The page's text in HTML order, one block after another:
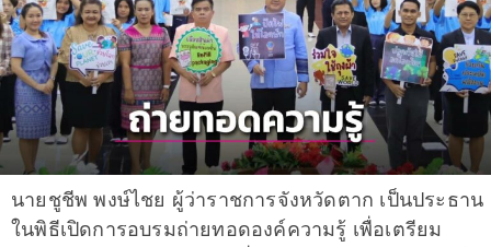
นายชูชีพ พงษ์ไชย ผู้ว่าราชการจังหวัดตาก เป็นประธาน
ในพิธีเปิดการอบรมถ่ายทอดองค์ความรู้ เพื่อเตรียม